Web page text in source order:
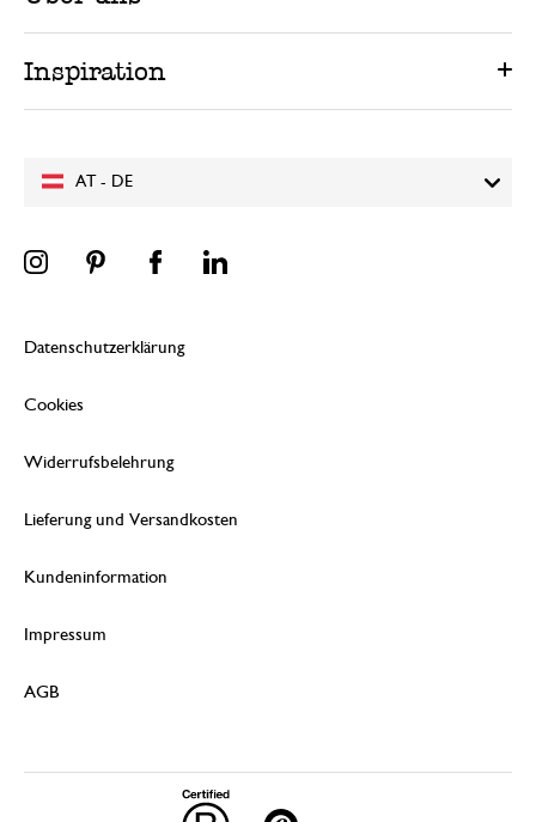
AT - DE
Inspiration
Datenschutzerklärung
Cookies
Widerrufsbelehrung
Lieferung und Versandkosten
Kundeninformation
Impressum
AGB